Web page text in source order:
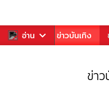
อ่าน
ฬา ข่าว ข่าวบันเทิง
ข่า